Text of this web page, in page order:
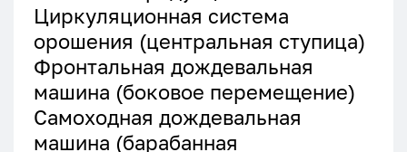
Циркуляционная система
орошения (центральная ступица)
Фронтальная дождевальная
машина (боковое перемещение)
Самоходная дождевальная
машина (барабанная